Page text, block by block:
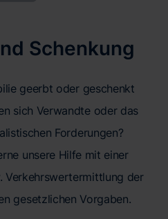
Schenkung
geerbt oder geschenkt
sich Verwandte oder das
Forderungen?
unsere Hilfe mit einer
Verkehrswertermittlung der
gesetzlichen Vorgaben.